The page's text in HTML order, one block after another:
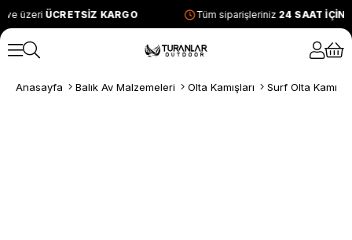
ve üzeri ÜCRETSİZ KARGO Tüm siparişleriniz 24 SAAT
Anasayfa Balık Av Malzemeleri Olta Kamışları Surf Olta